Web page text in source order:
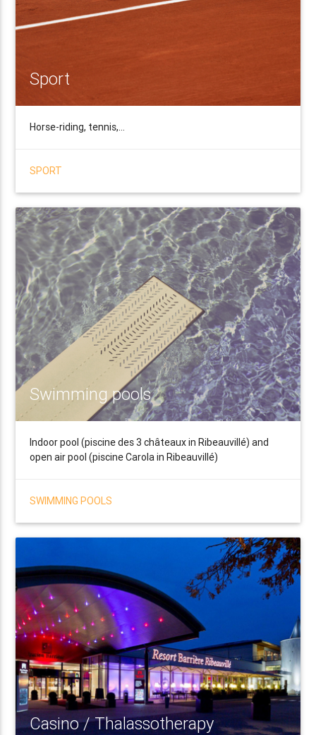
Sport
Horse-riding, tennis,…
SPORT
Swimming pools
Indoor pool (piscine des 3 châteaux in Ribeauvillé) and
open air pool (piscine Carola in Ribeauvillé)
SWIMMING POOLS
Casino / Thalassotherapy